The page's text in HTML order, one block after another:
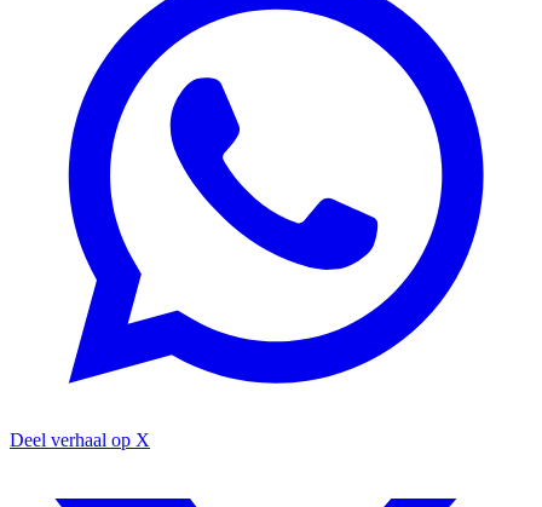
Deel verhaal op X